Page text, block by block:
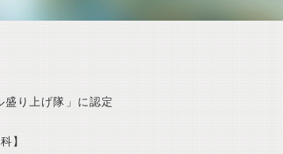
盛り上げ隊」に認定
】